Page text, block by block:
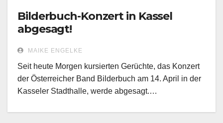
Bilderbuch-Konzert in Kassel
abgesagt!
MAIKE ENGELKE
Seit heute Morgen kursierten Gerüchte, das Konzert
der Österreicher Band Bilderbuch am 14. April in der
Kasseler Stadthalle, werde abgesagt.…